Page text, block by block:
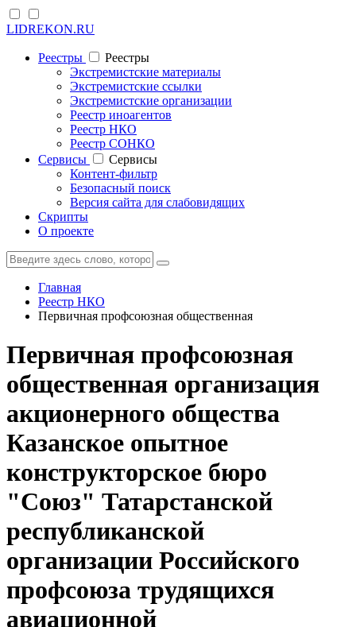
LIDREKON.RU
Реестры
Реестры
Экстремистские материалы
Экстремистские ссылки
Экстремистские организации
Реестр иноагентов
Реестр НКО
Реестр СОНКО
Cервисы
Cервисы
Контент-фильтр
Безопасный поиск
Версия сайта для слабовидящих
Скрипты
О проекте
Главная
Реестр НКО
Первичная профсоюзная общественная
Первичная профсоюзная
общественная организация
акционерного общества
Казанское опытное
конструкторское бюро
"Союз" Татарстанской
республиканской
организации Российского
профсоюза трудящихся
авиационной